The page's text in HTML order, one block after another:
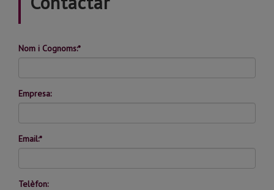
Nom i Cognoms:*
Empresa:
Email:*
Telèfon: